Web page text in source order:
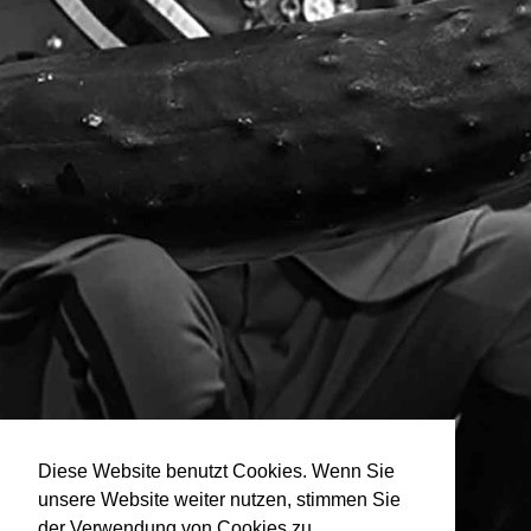
Diese Website benutzt Cookies. Wenn Sie
unsere Website weiter nutzen, stimmen Sie